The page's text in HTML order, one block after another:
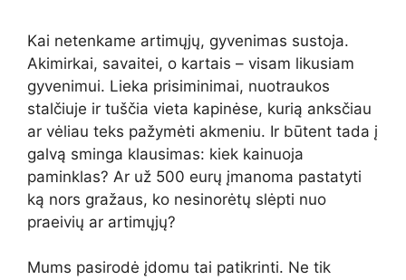
Kai netenkame artimųjų, gyvenimas sustoja.
Akimirkai, savaitei, o kartais – visam likusiam
gyvenimui. Lieka prisiminimai, nuotraukos
stalčiuje ir tuščia vieta kapinėse, kurią anksčiau
ar vėliau teks pažymėti akmeniu. Ir būtent tada į
galvą sminga klausimas: kiek kainuoja
paminklas? Ar už 500 eurų įmanoma pastatyti
ką nors gražaus, ko nesinorėtų slėpti nuo
praeivių ar artimųjų?
Mums pasirodė įdomu tai patikrinti. Ne tik